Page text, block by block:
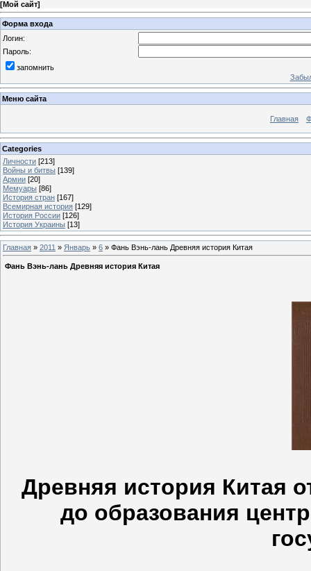
[Мой сайт]
Форма входа
Логин:
Пароль:
запомнить
Меню сайта
Главная
Categories
Личности [213]
Войны и битвы [139]
Армии [20]
Мемуары [86]
История стран [167]
Всемирная история [129]
История России [126]
История Украины [13]
Главная » 2011 » Январь » 6 » Фань Вэнь-лань Древняя история Китая
Фань Вэнь-лань Древняя история Китая
Древняя история Китая
до образования